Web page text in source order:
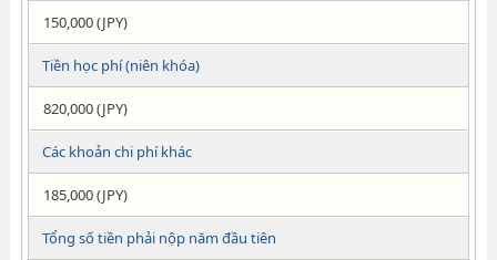
150,000 (JPY)
Tiền học phí (niên khóa)
820,000 (JPY)
Các khoản chi phí khác
185,000 (JPY)
Tổng số tiền phải nộp năm đầu tiên